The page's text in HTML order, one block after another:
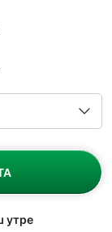
утре